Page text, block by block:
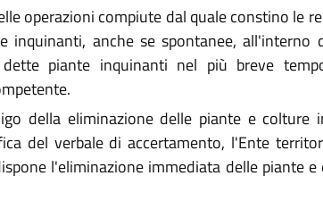
operazioni compiute dal quale constino le
anche se spontanee, all'interno
piante inquinanti nel più breve
della eliminazione delle piante e
del verbale di accertamento, l'Ente
l'eliminazione immediata delle piante